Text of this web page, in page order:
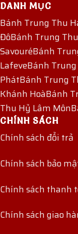
DANH MỤC
Bánh Trung Thu
ĐôBánh Trung
SavouréBánh
LafeveBánh
PhátBánh Trung
Khánh HoàBánh
Thu Hỷ Lâm Môn
CHÍNH SÁCH
Chính sách đổi trả
Chính sách bảo
Chính sách thanh
Chính sách giao